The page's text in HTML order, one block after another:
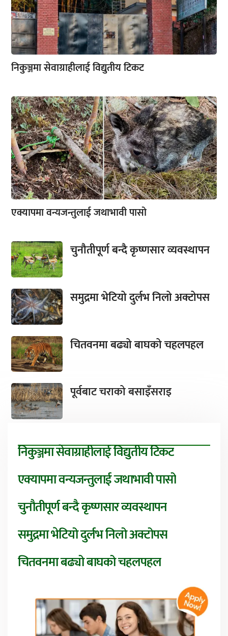
निकुञ्जमा सेवाग्राहीलाई विद्युतीय टिकट
एक्यापमा वन्यजन्तुलाई जथाभावी पासो
चुनौतीपूर्ण बन्दै कृष्णसार व्यवस्थापन
समुद्रमा भेटियो दुर्लभ निलो अक्टोपस
चितवनमा बढ्यो बाघको चहलपहल
पूर्वबाट चराको बसाइँसराइ
निकुञ्जमा सेवाग्राहीलाई विद्युतीय टिकट
एक्यापमा वन्यजन्तुलाई जथाभावी पासो
चुनौतीपूर्ण बन्दै कृष्णसार व्यवस्थापन
समुद्रमा भेटियो दुर्लभ निलो अक्टोपस
चितवनमा बढ्यो बाघको चहलपहल